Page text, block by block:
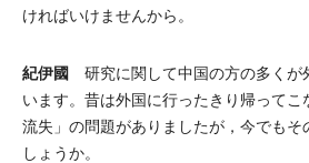
ければいけませんから。
紀伊國 研究に関して中国の方の多くが
います。昔は外国に行ったきり帰って
流失」の問題がありましたが，今でも
しょうか。